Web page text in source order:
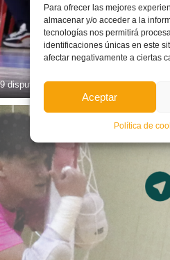
Para ofrecer las mejores
almacenar y/o acceder a la
tecnologías nos permitirá
identificaciones únicas en este
afectar negativamente a ciertas
Aceptar
Política de
disputó la Fase Final delCampeonato